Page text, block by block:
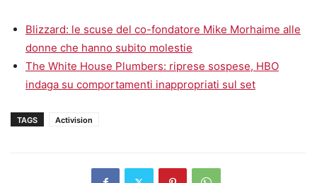
Blizzard: le scuse del co-fondatore Mike Morhaime alle
donne che hanno subito molestie
The White House Plumbers: riprese sospese, HBO
indaga su comportamenti inappropriati sul set
TAGS Activision